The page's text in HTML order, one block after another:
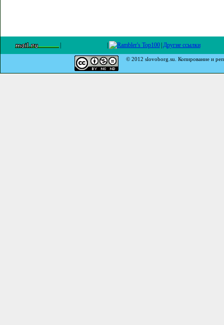
Другие ссылки
© 2012 slovoborg.su. Копирование и